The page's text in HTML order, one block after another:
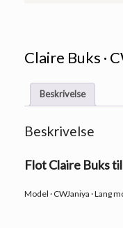
Claire Buks ·
Beskrivelse
Beskrivelse
Flot Claire Buks
Model · CWJaniya · Lang